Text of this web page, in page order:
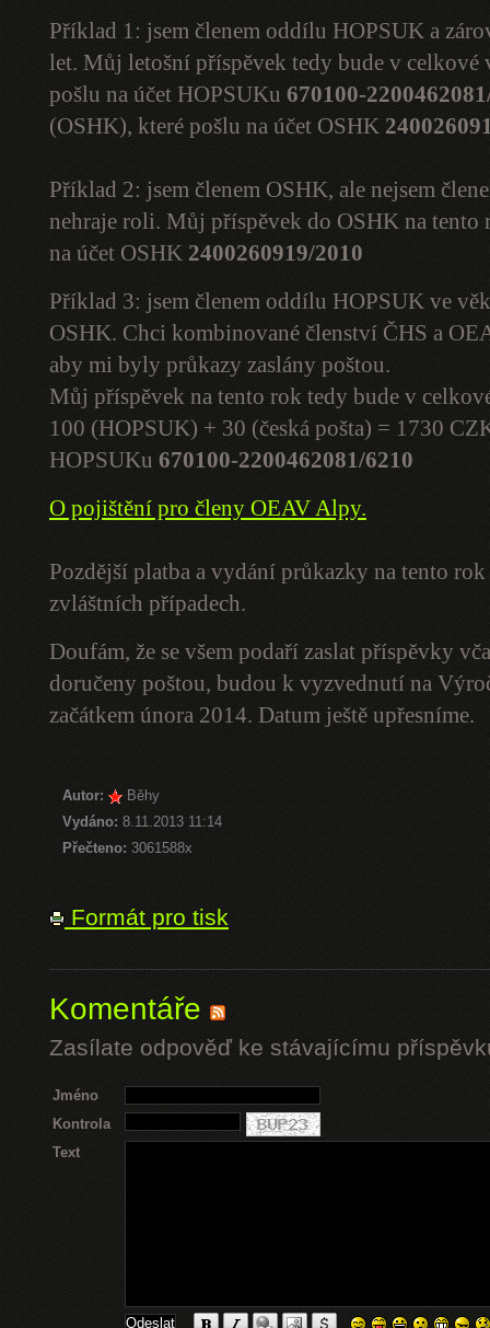
Příklad 1: jsem členem oddílu HOPSUK a
let. Můj letošní příspěvek tedy bude v
pošlu na účet HOPSUKu 670100-
(OSHK), které pošlu na účet OSHK
Příklad 2: jsem členem OSHK, ale nejsem
nehraje roli. Můj příspěvek do OSHK na tento
na účet OSHK 2400260919/2010
Příklad 3: jsem členem oddílu HOPSUK ve
OSHK. Chci kombinované členství ČHS a
aby mi byly průkazy zaslány poštou.
Můj příspěvek na tento rok tedy bude v
100 (HOPSUK) + 30 (česká pošta) = 1730
HOPSUKu 670100-2200462081/6210
O pojištění pro členy OEAV Alpy.
Pozdější platba a vydání průkazky na tento
zvláštních případech.
Doufám, že se všem podaří zaslat příspěvky
doručeny poštou, budou k vyzvednutí na
začátkem února 2014. Datum ještě upřesníme.
Autor:
Běhy
Vydáno: 8.11.2013 11:14
Přečteno: 3061588x
Formát pro tisk
Komentáře
Zasílate odpověď ke stávajícímu
Jméno
Kontrola
Text